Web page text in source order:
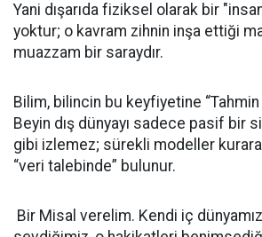
​Yani dışarıda fiziksel olarak bir
yoktur; o kavram zihnin inşa ettiği
muazzam bir saraydır.
Bilim, bilincin bu keyfiyetine
Beyin dış dünyayı sadece pasif bir
gibi izlemez; sürekli modeller
“veri talebinde” bulunur.
Bir Misal verelim. Kendi iç